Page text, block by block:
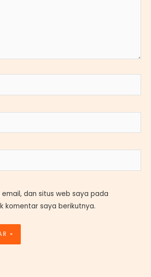
email, dan situs web saya pada
komentar saya berikutnya.